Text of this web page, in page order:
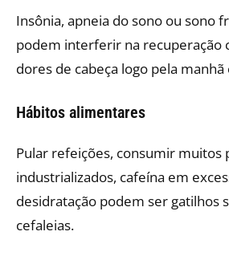
Insônia, apneia do sono ou sono
podem interferir na recuperação
dores de cabeça logo pela
Hábitos alimentares
Pular refeições, consumir muitos
industrializados, cafeína em
desidratação podem ser gatilhos
cefaleias.